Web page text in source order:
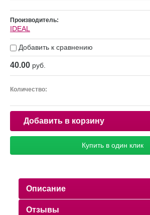
Производитель:
IDEAL
Добавить к сравнению
40.00 руб.
Количество:
Добавить в корзину
Купить в один клик
Описание
Отзывы